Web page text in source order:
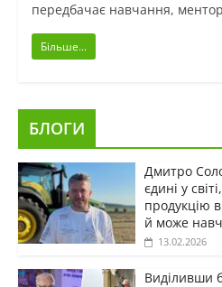
передбачає навчання,
Більше...
БЛОГИ
Дмитро
єдині у
продукцію
й може
13.02.2026
Виділивши